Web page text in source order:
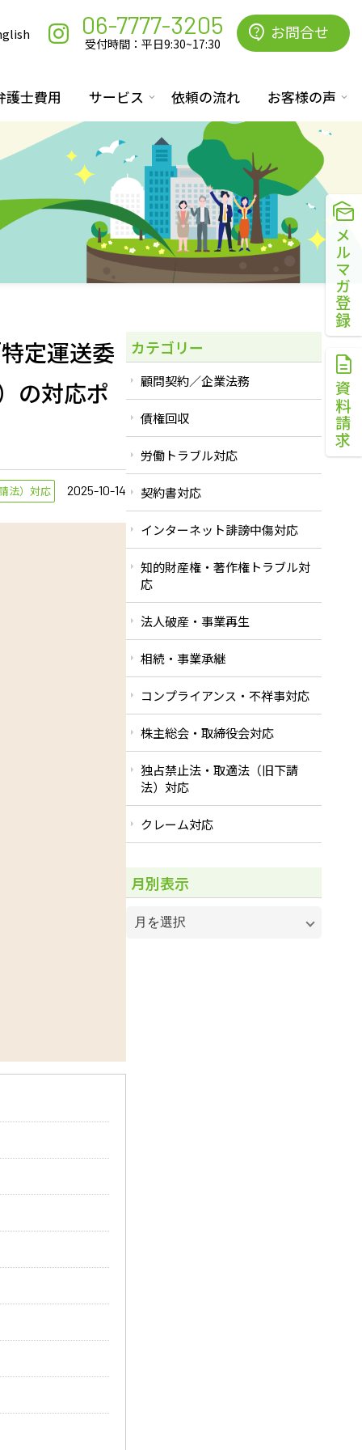
06-7777-3205
受付時間：平日9:30~17:30
お問合せ
メルマガ登録
資料請求
護士費用 サービス 依頼の流れ お客様の声
定運送委
の対応ポ
法）対応 2025-10-14
カテゴリー
顧問契約／企業法務
債権回収
労働トラブル対応
契約書対応
インターネット誹謗中傷対応
知的財産権・著作権トラブル対
応
法人破産・事業再生
相続・事業承継
コンプライアンス・不祥事対応
株主総会・取締役会対応
独占禁止法・取適法（旧下請
法）対応
クレーム対応
月別表示